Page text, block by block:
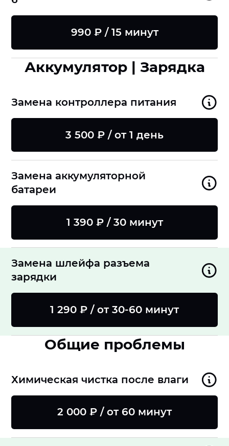
990 ₽ / 15 минут
Аккумулятор | Зарядка
Замена контроллера питания
3 500 ₽ / от 1 день
Замена аккумуляторной
батареи
1 390 ₽ / 30 минут
Замена шлейфа разъема
зарядки
1 290 ₽ / от 30-60 минут
Общие проблемы
Химическая чистка после влаги
2 000 ₽ / от 60 минут